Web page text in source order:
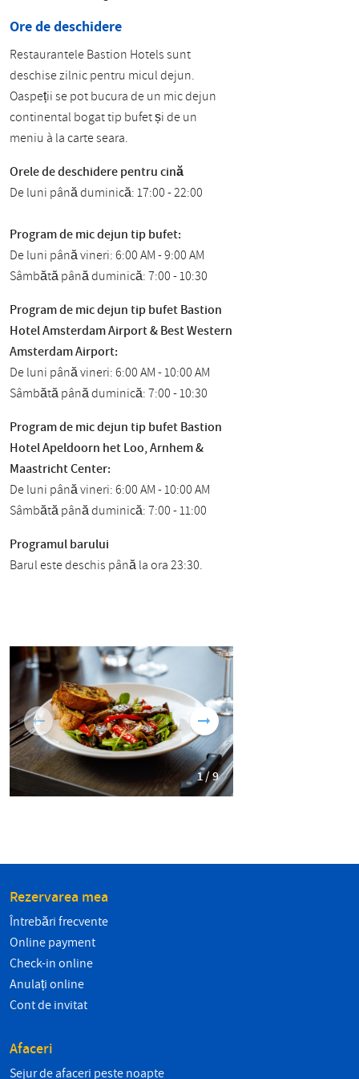
Ore de deschidere
Restaurantele Bastion Hotels sunt
deschise zilnic pentru micul dejun.
Oaspeții se pot bucura de un mic dejun
continental bogat tip bufet și de un
meniu à la carte seara.
Orele de deschidere pentru cină
De luni până duminică: 17:00 - 22:00
Program de mic dejun tip bufet:
De luni până vineri: 6:00 AM - 9:00 AM
Sâmbătă până duminică: 7:00 - 10:30
Program de mic dejun tip bufet Bastion
Hotel Amsterdam Airport & Best Western
Amsterdam Airport:
De luni până vineri: 6:00 AM - 10:00 AM
Sâmbătă până duminică: 7:00 - 10:30
Program de mic dejun tip bufet Bastion
Hotel Apeldoorn het Loo, Arnhem &
Maastricht Center:
De luni până vineri: 6:00 AM - 10:00 AM
Sâmbătă până duminică: 7:00 - 11:00
Programul barului
Barul este deschis până la ora 23:30.
1 / 9
Rezervarea mea
Întrebări frecvente
Online payment
Check-in online
Anulați online
Cont de invitat
Afaceri
Sejur de afaceri peste noapte